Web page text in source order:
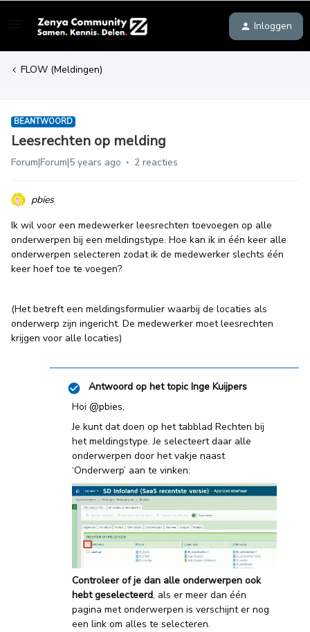
Inloggen
FLOW (Meldingen)
BEANTWOORD
Leesrechten op melding
Forum|Forum|5 years ago 2 reacties
pbies
Ik wil voor een medewerker leesrechten toevoegen op alle
onderwerpen bij een meldingstype. Hoe kan ik in één keer alle
onderwerpen selecteren zodat ik de medewerker slechts één
keer hoef toe te voegen?
(Het betreft een meldingsformulier waarbij de locaties als
onderwerp zijn ingericht. De medewerker moet leesrechten
krijgen voor alle locaties)
Antwoord op het topic Inge Kuijpers
Hoi @pbies,
Je kunt dat doen op het tabblad Rechten bij
het meldingstype. Je selecteert daar alle
onderwerpen door het vakje naast
‘Onderwerp’ aan te vinken:
Controleer of je dan alle onderwerpen ook
hebt geselecteerd, als er meer dan één
pagina met onderwerpen is verschijnt er nog
een link om alles te selecteren.